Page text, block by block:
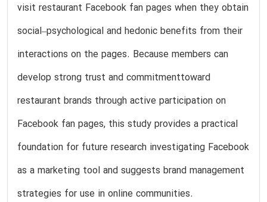
visit restaurant Facebook fan pages when they obtain
social–psychological and hedonic benefits from their
interactions on the pages. Because members can
develop strong trust and commitmenttoward
restaurant brands through active participation on
Facebook fan pages, this study provides a practical
foundation for future research investigating Facebook
as a marketing tool and suggests brand management
strategies for use in online communities.